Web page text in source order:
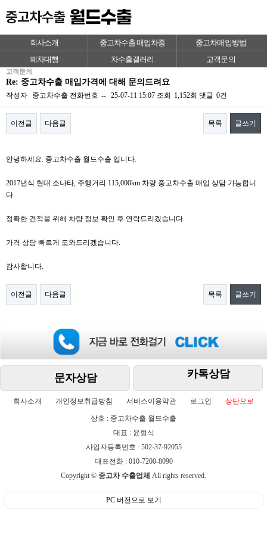
회사소개 중고차수출 매입차종
중고차매입방법
폐차대행
차수출갤러리 고객문의
고객문의
Re: 중고차수출 매입가격에 대해 문의드려요
작성자 중고차수출 전화번호 -- 25-07-11 15:07 조회 1,152회 댓글 0건
이전글 다음글 목록 글쓰기
안녕하세요. 중고차수출 월드수출 입니다.
2017년식 현대 소나타, 주행거리 115,000km 차량 중고차수출 매입 상담 가능합니
다.
정확한 견적을 위해 차량 정보 확인 후 연락드리겠습니다.
가격 상담 빠르게 도와드리겠습니다.
감사합니다.​
이전글 다음글 목록 글쓰기
문자상담 카톡상담
회사소개 개인정보취급방침 서비스이용약관 로그인 상단으로
상호 : 중고차수출 월드수출
대표 : 윤형식
사업자등록번호 : 502-37-92055
대표전화 : 010-7200-8090
Copyright © 중고차 수출업체 All rights reserved.
PC 버전으로 보기